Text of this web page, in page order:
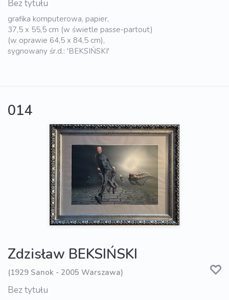
Bez tytułu
grafika komputerowa, papier,
37,5 x 55,5 cm (w świetle passe-partout)
(w oprawie 64,5 x 84,5 cm),
sygnowany śr.d.: 'BEKSIŃSKI'
014
Zdzisław BEKSIŃSKI
(1929 Sanok - 2005 Warszawa)
Bez tytułu